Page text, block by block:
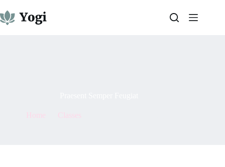
to
content